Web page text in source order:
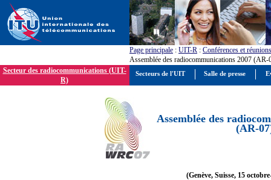
Page principale : UIT-R : Conférences et réunions
Assemblée des radiocommunications 2007 (AR-
Secteur des radiocommunications (UIT-
R)
Assemblée des
(AR-
(Genève, Suisse, 15
Secteurs de l'UIT Salle de presse